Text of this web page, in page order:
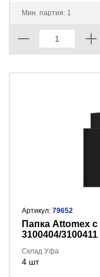
Мин. партия: 1
Артикул: 79652
Папка Attomex
3100404/
Склад Уфа
4 шт